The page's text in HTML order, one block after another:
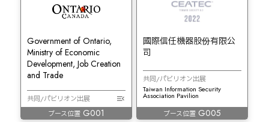
Government of Ontario,
Ministry of Economic
Development, Job Creation
and Trade
共同/パビリオン出展
ブース位置G001
國際信任機器股份有限公
司
共同/パビリオン出展
Taiwan Information Security
Association Pavilion
ブース位置G005